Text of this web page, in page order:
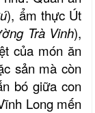
), ẩm thực Út
Trà Vinh),
của món ăn
sản mà còn
bó giữa con
Long mến